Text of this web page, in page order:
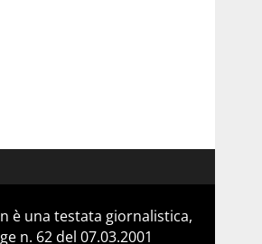
è una testata giornalistica,
n. 62 del 07.03.2001